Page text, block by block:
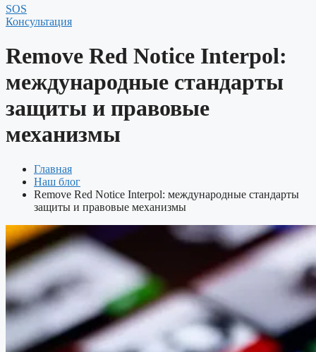
SOS
Консультация
Remove Red Notice Interpol:
международные стандарты
защиты и правовые
механизмы
Главная
Наш блог
Remove Red Notice Interpol: международные стандарты
защиты и правовые механизмы